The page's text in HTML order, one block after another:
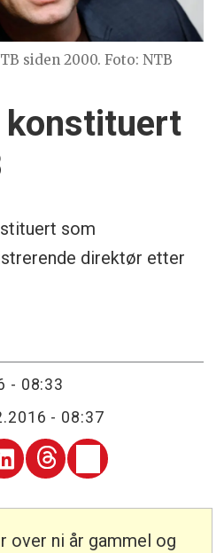
siden 2000. Foto: NTB
konstituert
som
direktør etter
- 08:33
- 08:37
over ni år gammel og